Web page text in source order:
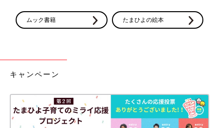
ムック書籍 たまひよの絵本
キャンペーン